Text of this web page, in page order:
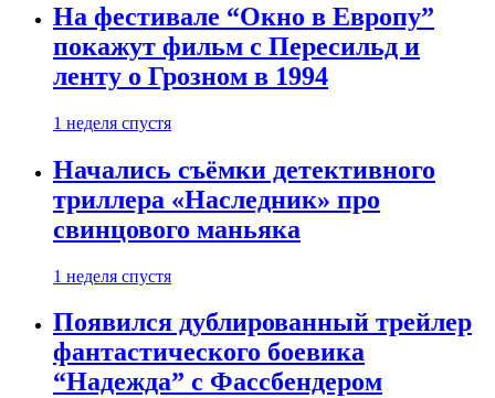
На фестивале “Окно в Европу”
покажут фильм с Пересильд и
ленту о Грозном в 1994
1 неделя спустя
Начались съёмки детективного
триллера «Наследник» про
свинцового маньяка
1 неделя спустя
Появился дублированный трейлер
фантастического боевика
“Надежда” с Фассбендером